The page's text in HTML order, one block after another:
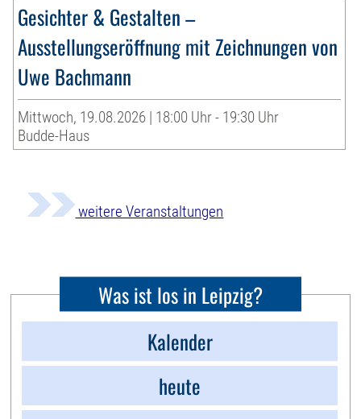
Gesichter & Gestalten –
Ausstellungseröffnung mit Zeichnungen von
Uwe Bachmann
Mittwoch, 19.08.2026 | 18:00 Uhr - 19:30 Uhr
Budde-Haus
weitere Veranstaltungen
Was ist los in Leipzig?
Kalender
heute